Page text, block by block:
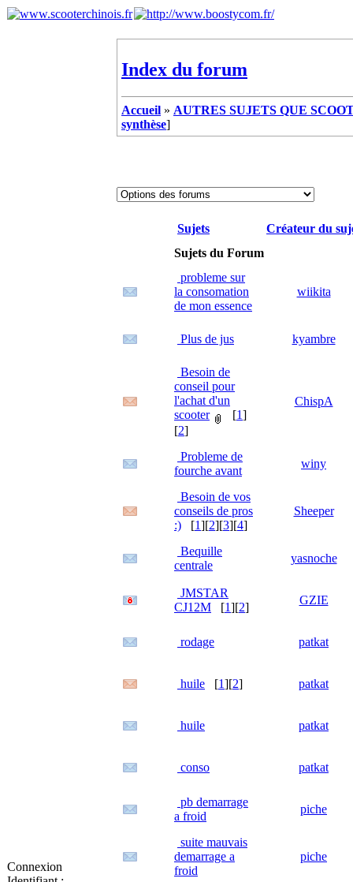
Connexion
Index du forum
Accueil » AUTRES SUJETS QUE
synthèse]
Sujets
Créateur du
Sujets du Forum
probleme sur
la consomation
de mon essence
wiikita
Plus de jus kyambre
Besoin de
conseil pour
l'achat d'un
scooter
[1]
[2]
ChispA
Probleme de
fourche avant
winy
Besoin de vos
conseils de pros
:) [1][2][3][4]
Sheeper
Bequille
centrale
yasnoche
JMSTAR
CJ12M [1][2]
GZIE
rodage patkat
huile [1][2] patkat
huile patkat
conso patkat
pb demarrage
a froid
piche
suite mauvais
demarrage a
froid
piche